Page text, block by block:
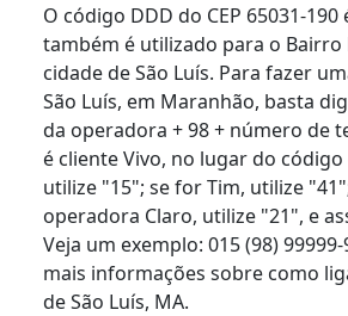
O código DDD do CEP 65031-190
também é utilizado para o Bairro
cidade de São Luís. Para fazer
São Luís, em Maranhão, basta
da operadora + 98 + número de
é cliente Vivo, no lugar do
utilize "15"; se for Tim, utilize
operadora Claro, utilize "21", e
Veja um exemplo: 015 (98)
mais informações sobre como
de São Luís, MA.